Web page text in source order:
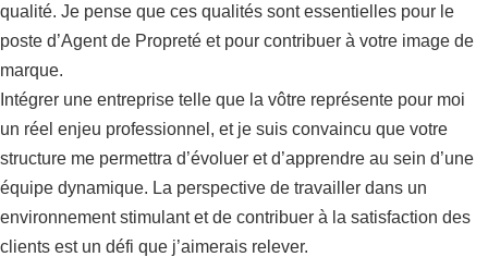
qualité. Je pense que ces qualités sont essentielles pour le
poste d’Agent de Propreté et pour contribuer à votre image de
marque.
Intégrer une entreprise telle que la vôtre représente pour moi
un réel enjeu professionnel, et je suis convaincu que votre
structure me permettra d’évoluer et d’apprendre au sein d’une
équipe dynamique. La perspective de travailler dans un
environnement stimulant et de contribuer à la satisfaction des
clients est un défi que j’aimerais relever.